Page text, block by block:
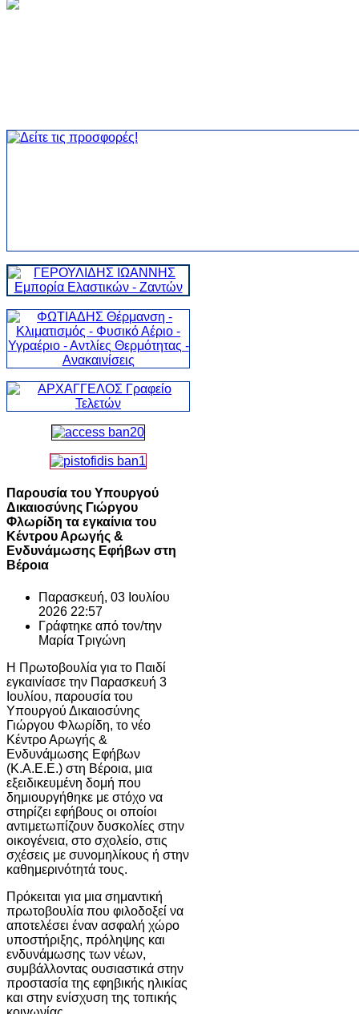
Παρουσία του Υπουργού
Δικαιοσύνης Γιώργου
Φλωρίδη τα εγκαίνια του
Κέντρου Αρωγής &
Ενδυνάμωσης Εφήβων στη
Βέροια
Παρασκευή, 03 Ιουλίου
2026 22:57
Γράφτηκε από τον/την
Μαρία Τριγώνη
Η Πρωτοβουλία για το Παιδί
εγκαινίασε την Παρασκευή 3
Ιουλίου, παρουσία του
Υπουργού Δικαιοσύνης
Γιώργου Φλωρίδη, το νέο
Κέντρο Αρωγής &
Ενδυνάμωσης Εφήβων
(Κ.Α.Ε.Ε.) στη Βέροια, μια
εξειδικευμένη δομή που
δημιουργήθηκε με στόχο να
στηρίζει εφήβους οι οποίοι
αντιμετωπίζουν δυσκολίες στην
οικογένεια, στο σχολείο, στις
σχέσεις με συνομηλίκους ή στην
καθημερινότητά τους.
Πρόκειται για μια σημαντική
πρωτοβουλία που φιλοδοξεί να
αποτελέσει έναν ασφαλή χώρο
υποστήριξης, πρόληψης και
ενδυνάμωσης των νέων,
συμβάλλοντας ουσιαστικά στην
προστασία της εφηβικής ηλικίας
και στην ενίσχυση της τοπικής